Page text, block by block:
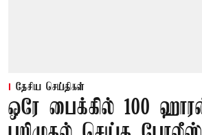
தேசிய செய்திகள்
ஒரே பைக்கில் 100